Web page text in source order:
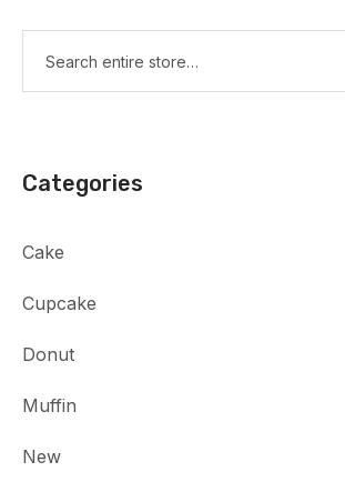
Categories
Cake
Cupcake
Donut
Muffin
New